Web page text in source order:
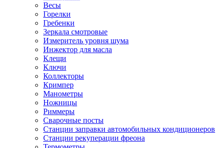
Весы
Горелки
Гребенки
Зеркала смотровые
Измеритель уровня шума
Инжектор для масла
Клещи
Ключи
Коллекторы
Кримпер
Манометры
Ножницы
Риммеры
Сварочные посты
Станции заправки автомобильных кондиционеров
Станции рекуперации фреона